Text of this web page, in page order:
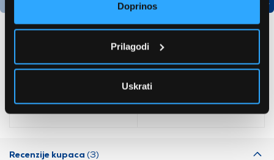
Doprinos
Prilagodi
Uskrati
Bosch WGG244Z2BY
590,99 EUR
LG F2WR508SBM
punjenjem
578,99 EUR
Recenzije kupaca (3)